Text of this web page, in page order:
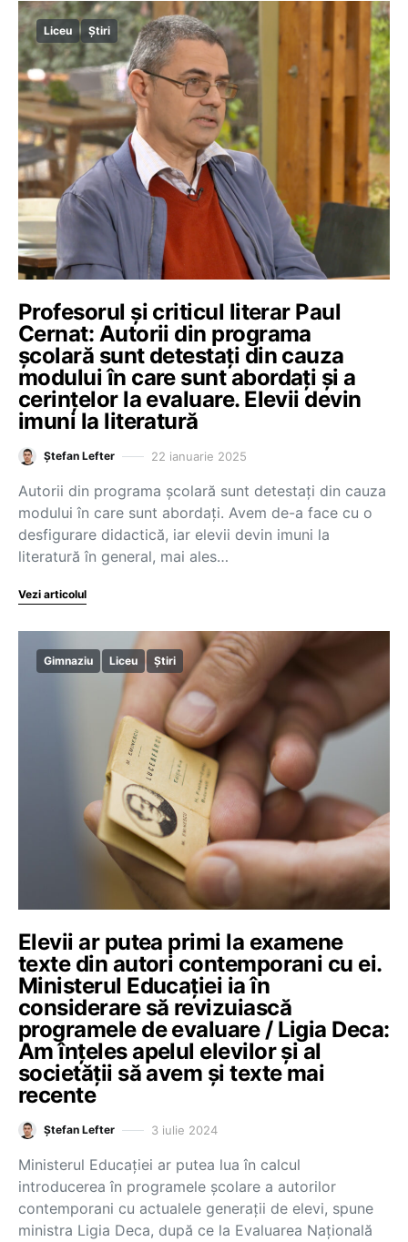
Liceu Știri
Profesorul și criticul literar Paul
Cernat: Autorii din programa
școlară sunt detestați din cauza
modului în care sunt abordați și a
cerințelor la evaluare. Elevii devin
imuni la literatură
Ștefan Lefter 22 ianuarie 2025
Autorii din programa școlară sunt detestați din cauza
modului în care sunt abordați. Avem de-a face cu o
desfigurare didactică, iar elevii devin imuni la
literatură în general, mai ales…
Vezi articolul
Gimnaziu Liceu Știri
Elevii ar putea primi la examene
texte din autori contemporani cu ei.
Ministerul Educației ia în
considerare să revizuiască
programele de evaluare / Ligia Deca:
Am înțeles apelul elevilor și al
societății să avem și texte mai
recente
Ștefan Lefter 3 iulie 2024
Ministerul Educației ar putea lua în calcul
introducerea în programele școlare a autorilor
contemporani cu actualele generații de elevi, spune
ministra Ligia Deca, după ce la Evaluarea Națională